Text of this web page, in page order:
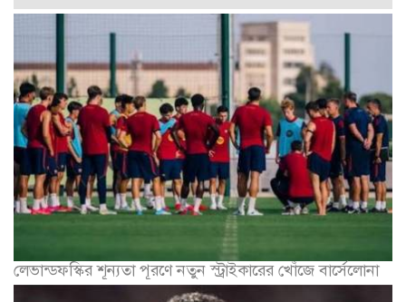
লেভান্ডফস্কির শূন্যতা পূরণে নতুন স্ট্রাইকারের খোঁজে বার্সেলোনা